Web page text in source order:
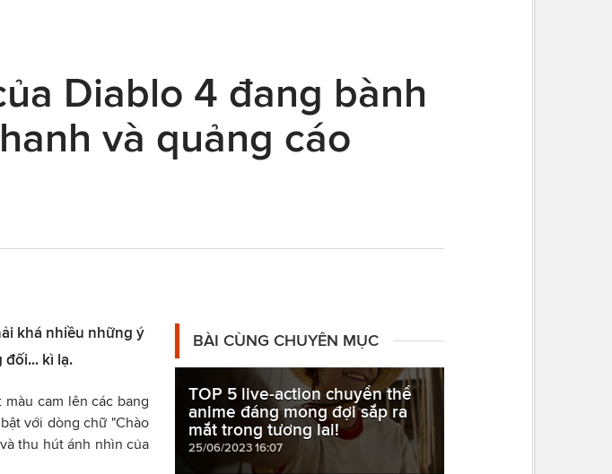
Diablo 4 đang bành
và quảng cáo
khá nhiều những ý
kì lạ.
cam lên các bang
với dòng chữ "Chào
thu hút ánh nhìn của
BÀI CÙNG CHUYÊN MỤC
TOP 5 live-action chuyển thể
anime đáng mong đợi sắp ra
mắt trong tương lai!
25/06/2023 16:07